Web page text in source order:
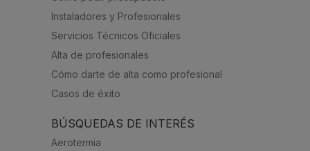
Instaladores y Profesionales
Servicios Técnicos Oficiales
Alta de profesionales
Cómo darte de alta como profesional
Casos de éxito
BÚSQUEDAS DE INTERÉS
Aerotermia